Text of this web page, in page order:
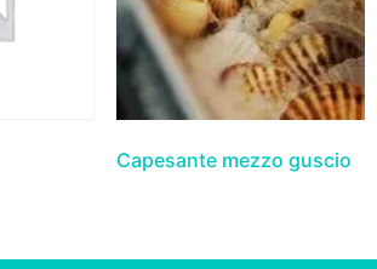
Capesante mezzo guscio